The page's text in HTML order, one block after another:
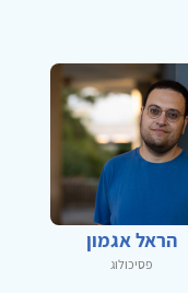
הראל אגמון
פסיכולוג